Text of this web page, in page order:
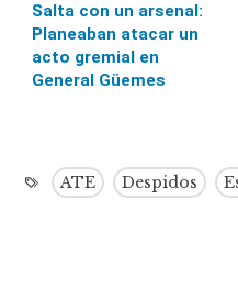
Salta con un arsenal:
Planeaban atacar un
acto gremial en
General Güemes
ATE Despidos